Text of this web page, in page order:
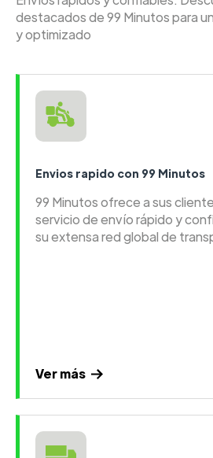
destacados de 99 Minutos para
y optimizado
Envios rapido con 99 Minutos
99 Minutos ofrece a sus
servicio de envío rápido y
su extensa red global de
Ver más